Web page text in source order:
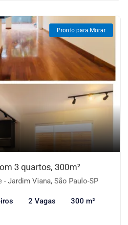
Pronto para Morar
3 quartos, 300m²
- Jardim Viana, São Paulo-SP
2 Vagas 300 m²